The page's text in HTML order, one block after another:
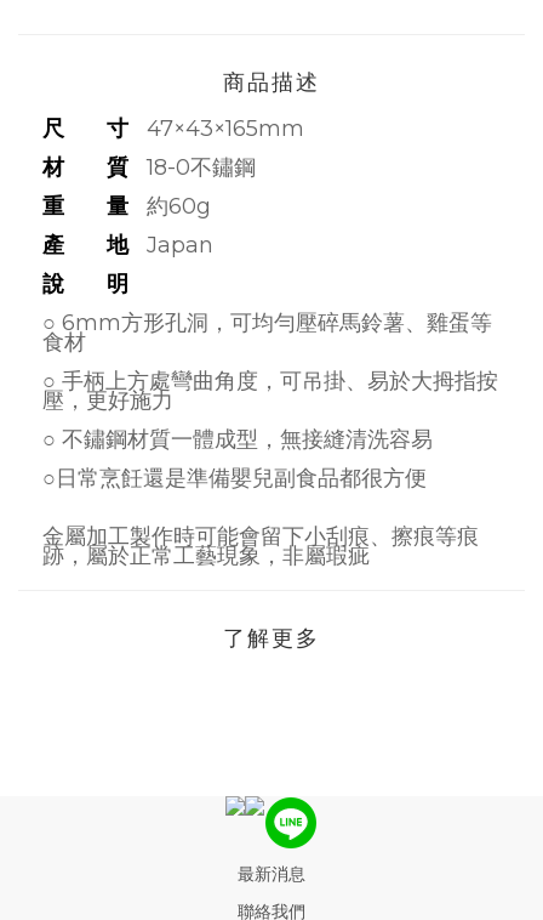
商品描述
尺 寸
47×43×165mm
材 質 18-0不鏽鋼
重 量 約60g
產 地Japan
說 明
○ 6mm方形孔洞，可均勻壓碎馬鈴薯、雞蛋等
食材
○ 手柄上方處彎曲角度，可吊掛、易於大拇指按
壓，更好施力
○ 不鏽鋼材質一體成型，無接縫清洗容易
○日常烹飪還是準備嬰兒副食品都很方便
金屬加工製作時可能會留下小刮痕、擦痕等痕
跡，屬於正常工藝現象，非屬瑕疵
了解更多
最新消息
聯絡我們